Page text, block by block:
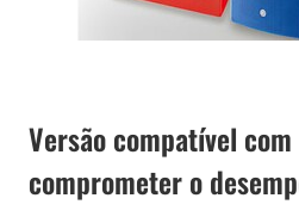
Versão compatível com
comprometer o